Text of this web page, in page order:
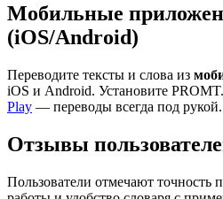
Мобильные
(iOS/Android)
Переводите тексты и слова из
iOS и Android. Установите
Play — переводы всегда под рукой.
Отзывы
Пользователи отмечают точность